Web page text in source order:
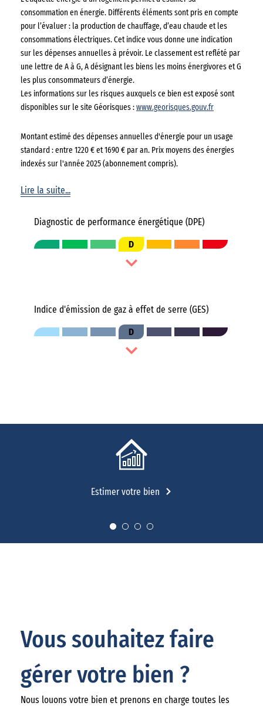
consommation en énergie. Différents éléments sont pris en compte
pour l’évaluer : la production de chauffage, d’eau chaude et les
consommations électriques. Cet indice vous donne une indication
sur les dépenses annuelles à prévoir. Le classement est reflété par
une lettre de A à G, A désignant les biens les moins énergivores et G
les plus consommateurs d’énergie.
Les informations sur les risques auxquels ce bien est exposé sont
disponibles sur le site Géorisques : www.georisques.gouv.fr
Montant estimé des dépenses annuelles d'énergie pour un usage
standard : entre 1220 € et 1690 € par an. Prix moyens des énergies
indexés sur l'année 2025 (abonnement compris).
Lire la suite...
Diagnostic de performance énergétique (DPE)
D
Indice d'émission de gaz à effet de serre (GES)
D
Estimer votre bien
Vous souhaitez faire
gérer votre bien ?
Nous louons votre bien et prenons en charge toutes les